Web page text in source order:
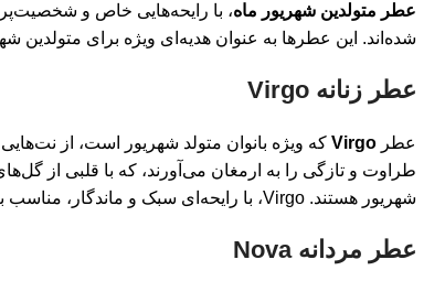
عطر متولدین شهریور ماه، با رایحه‌هایی خاص و
شده‌اند. این عطرها به عنوان هدیه‌ای ویژه برای
عطر زنانه Virgo
عطر Virgo که ویژه بانوان متولد شهریور است، از
طراوت و تازگی را به ارمغان می‌آورند، که با قلبی از
شهریور هستند. Virgo، با رایحه‌ای سبک و ماندگار، مناسب برای استفاده روزانه و لحظات خاص است و همواره یادآور ظرافت و نظم خاص بانوان این ماه خواهد بود.
عطر مردانه Nova